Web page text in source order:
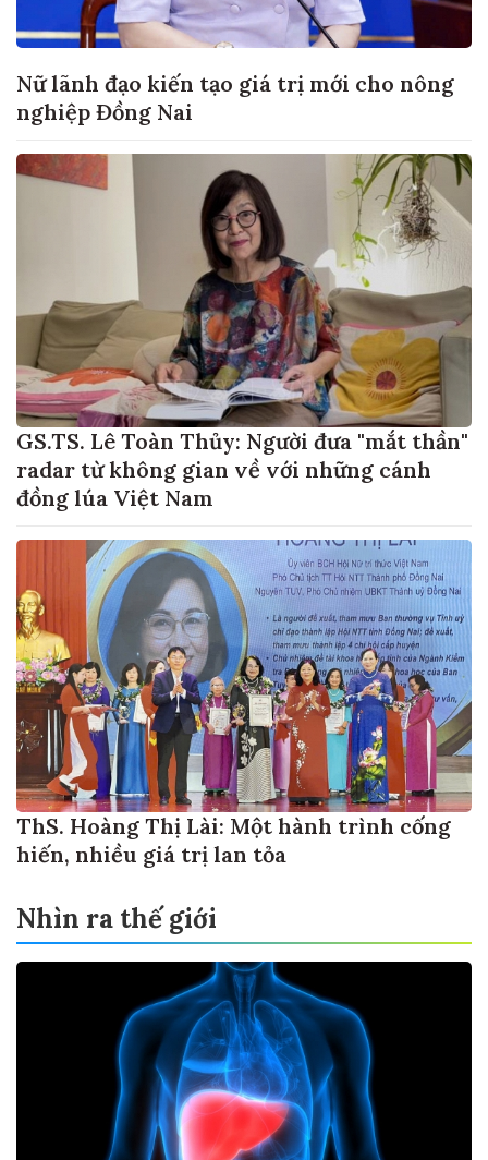
Nữ lãnh đạo kiến tạo giá trị mới cho nông
nghiệp Đồng Nai
GS.TS. Lê Toàn Thủy: Người đưa "mắt thần"
radar từ không gian về với những cánh
đồng lúa Việt Nam
ThS. Hoàng Thị Lài: Một hành trình cống
hiến, nhiều giá trị lan tỏa
Nhìn ra thế giới